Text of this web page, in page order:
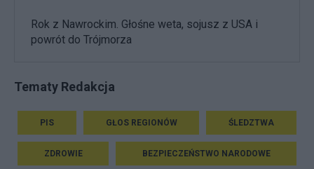
Rok z Nawrockim. Głośne weta, sojusz z USA i
powrót do Trójmorza
Tematy Redakcja
PIS GŁOS REGIONÓW ŚLEDZTWA
ZDROWIE BEZPIECZEŃSTWO NARODOWE